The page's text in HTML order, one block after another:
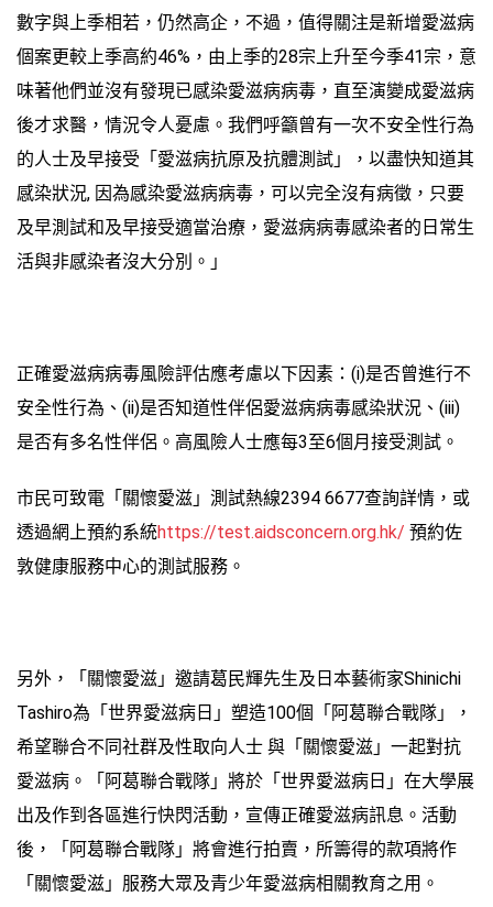
數字與上季相若，仍然高企，不過，值得關注是新增愛滋病
個案更較上季高約46%，由上季的28宗上升至今季41宗，意
味著他們並沒有發現已感染愛滋病病毒，直至演變成愛滋病
後才求醫，情況令人憂慮。我們呼籲曾有一次不安全性行為
的人士及早接受「愛滋病抗原及抗體測試」，以盡快知道其
感染狀況, 因為感染愛滋病病毒，可以完全沒有病徵，只要
及早測試和及早接受適當治療，愛滋病病毒感染者的日常生
活與非感染者沒大分別。」
正確愛滋病病毒風險評估應考慮以下因素：(i)是否曾進行不
安全性行為、(ii)是否知道性伴侶愛滋病病毒感染狀況、(iii)
是否有多名性伴侶。高風險人士應每3至6個月接受測試。
市民可致電「關懷愛滋」測試熱線2394 6677查詢詳情，或
透過網上預約系統https://test.aidsconcern.org.hk/ 預約佐
敦健康服務中心的測試服務。
另外，「關懷愛滋」邀請葛民輝先生及日本藝術家Shinichi
Tashiro為「世界愛滋病日」塑造100個「阿葛聯合戰隊」，
希望聯合不同社群及性取向人士 與「關懷愛滋」一起對抗
愛滋病。「阿葛聯合戰隊」將於「世界愛滋病日」在大學展
出及作到各區進行快閃活動，宣傳正確愛滋病訊息。活動
後，「阿葛聯合戰隊」將會進行拍賣，所籌得的款項將作
「關懷愛滋」服務大眾及青少年愛滋病相關教育之用。